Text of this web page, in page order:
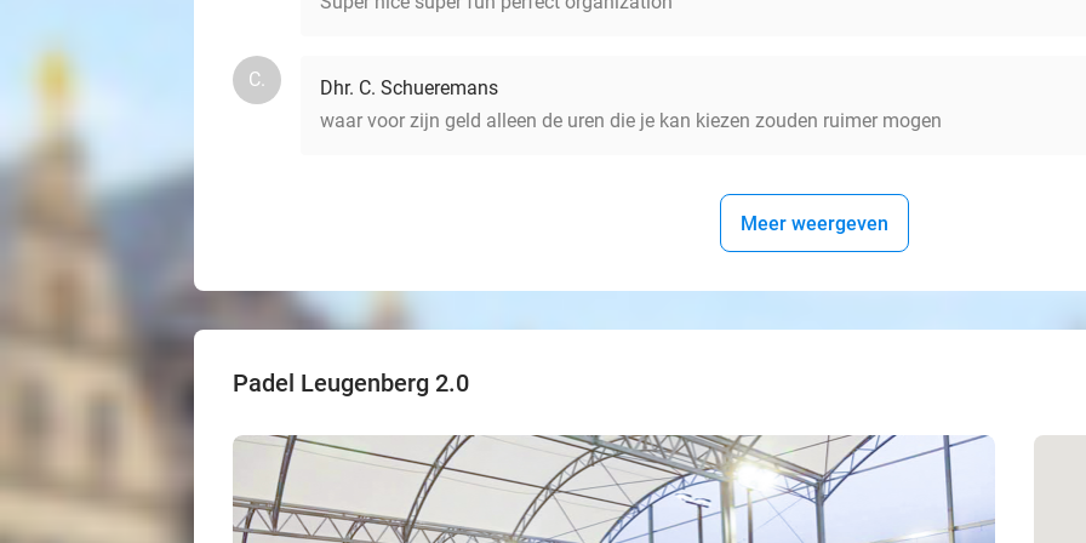
C.
Dhr. C. Schueremans
waar voor zijn geld alleen de uren die je kan kiezen zouden ruimer mogen
Meer weergeven
Padel Leugenberg 2.0